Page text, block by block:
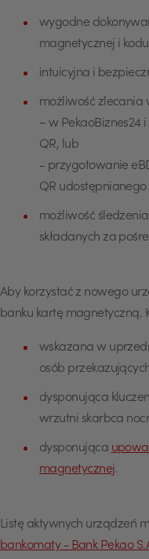
wygodne
magnetycznej i
intuicyjna i
możliwość zlecania
- w PekaoBiznes24
QR, lub
- przygotowanie
QR udostępnianego
możliwość
składanych za
Aby korzystać z nowego
banku kartę magnetyczną.
wskazana w
osób
dysponująca
wrzutni skarbca
dysponująca
magnetycznej.
Listę aktywnych urządzeń
bankomaty - Bank Pekao